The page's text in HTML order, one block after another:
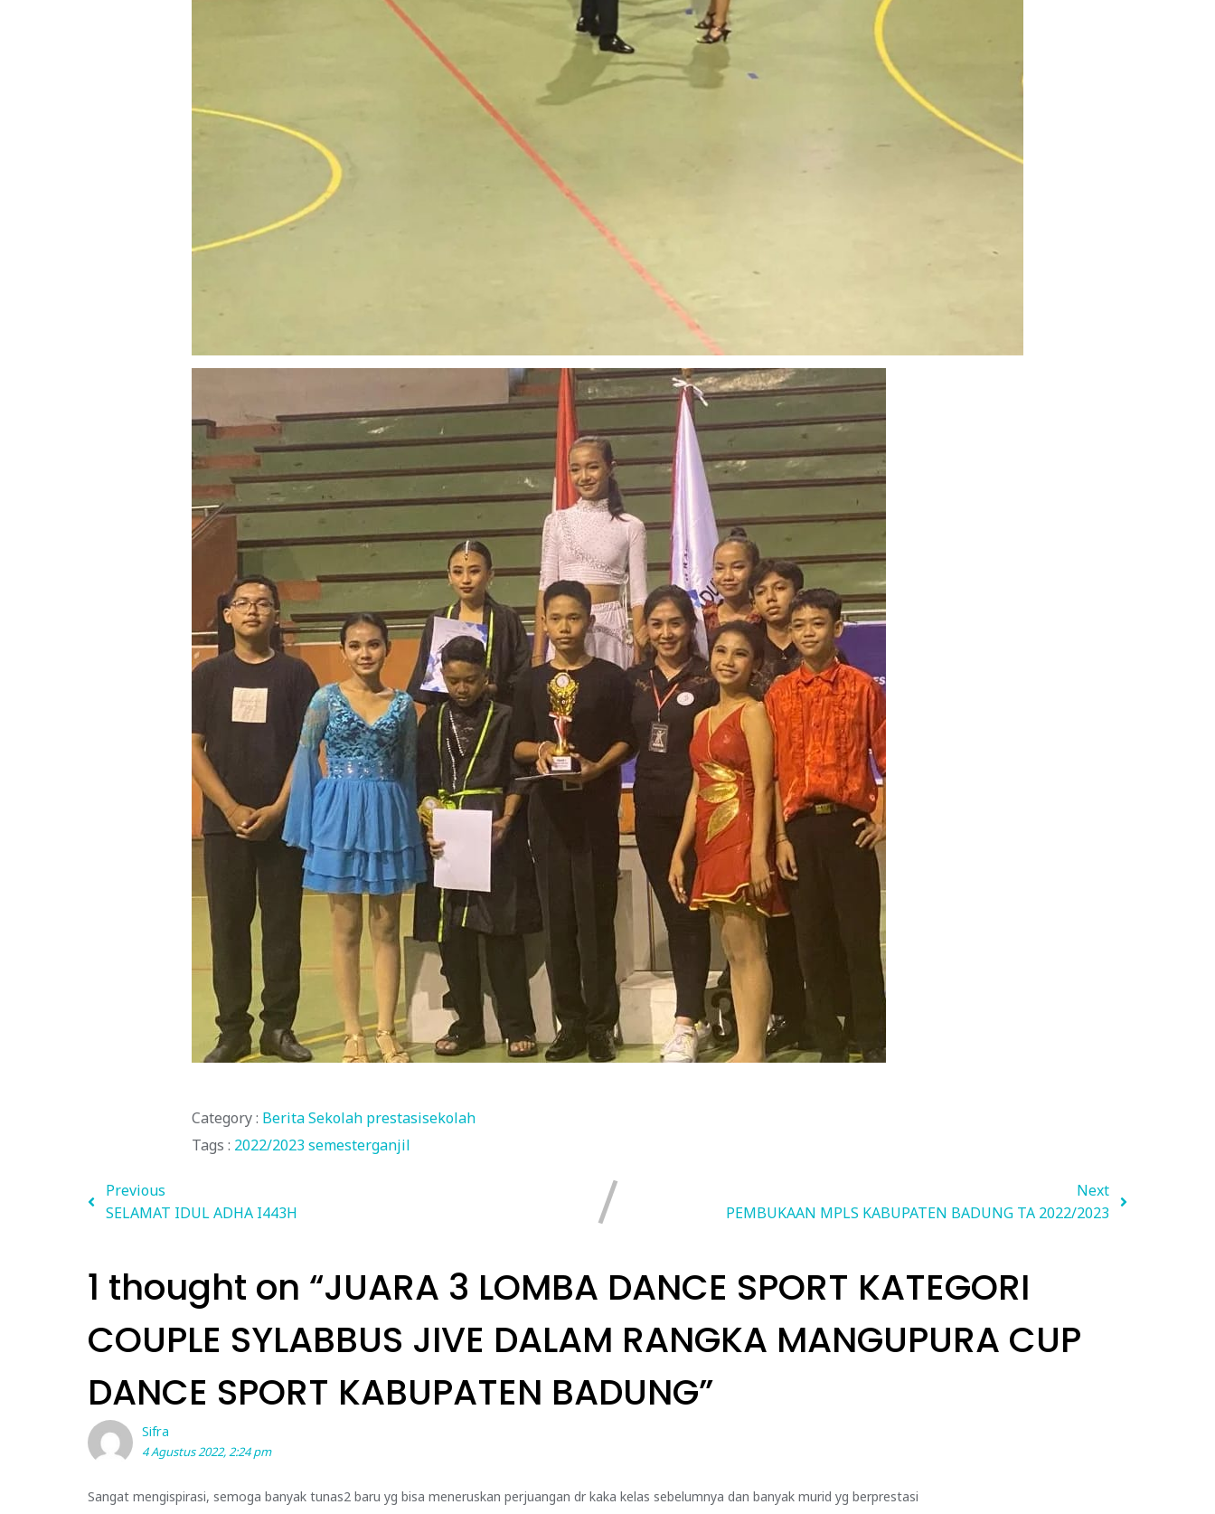
Category : Berita Sekolah prestasisekolah
Tags : 2022/2023semesterganjil
Previous
SELAMAT IDUL ADHA I443H
Next
PEMBUKAAN MPLS KABUPATEN BADUNG TA 2022/2023
1 thought on “JUARA 3 LOMBA DANCE SPORT KATEGORI
COUPLE SYLABBUS JIVE DALAM RANGKA MANGUPURA CUP
DANCE SPORT KABUPATEN BADUNG”
Sifra
4 Agustus 2022, 2:24 pm
Sangat mengispirasi, semoga banyak tunas2 baru yg bisa meneruskan perjuangan dr kaka kelas sebelumnya dan banyak murid yg berprestasi